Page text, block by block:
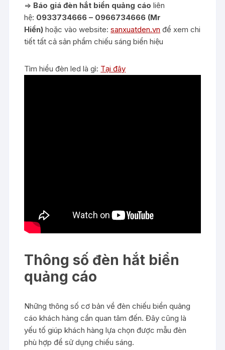
=> Báo giá đèn hắt biển quảng cáo liên
hệ: 0933734666 – 0966734666 (Mr
Hiền) hoặc vào website:sanxuatden.vn để xem chi
tiết tất cả sản phẩm chiếu sáng biển hiệu
Tìm hiểu đèn led là gì: Tại đây
Thông số đèn hắt biển
quảng cáo
Những thông số cơ bản về đèn chiếu biển quảng
cáo khách hàng cần quan tâm đến. Đây cũng là
yếu tố giúp khách hàng lựa chọn được mẫu đèn
phù hợp để sử dụng chiếu sáng.